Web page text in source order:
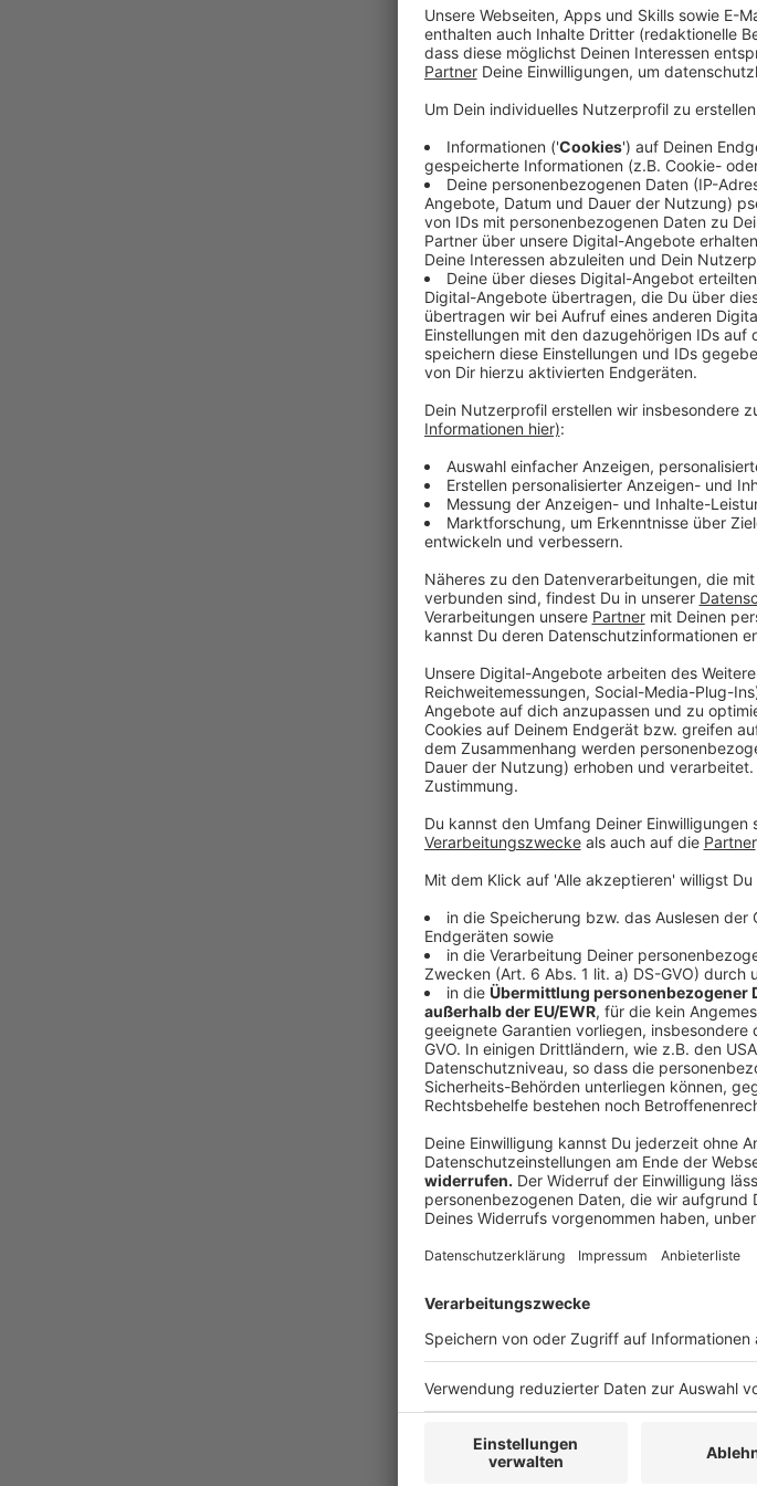
Die Anklage
Am Düsseldorfer
jährigen Mann. Er
Monate alten Baby
November
Mann seine
am Tatort an ihren
Anzeige
Anzeige
Nach der Tat soll der
nehmen. Er
Notoperation gerettet
auf eine schwere
verwirrten Eindruck
Experten eine akute
Anzeige
Anzeige
Aufgrund der
hat das Gericht ein
geht davon aus, dass
des Verfahrens ist
Unterbringung des
Gefahren für die
Anzeige
Weitere Infos
Anzeige
Prozessstart nach
Anzeige